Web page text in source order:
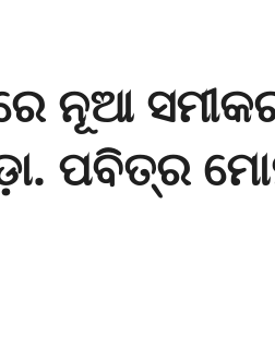
ନୂଆ
ପବିତ୍ର